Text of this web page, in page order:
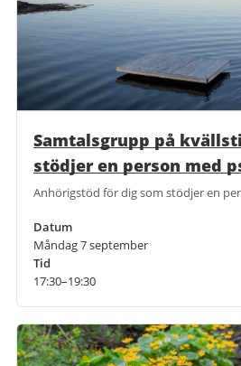
Samtalsgrupp på
stödjer en person med
Anhörigstöd för dig som stödjer en
Datum
Måndag 7 september
Tid
17:30–19:30